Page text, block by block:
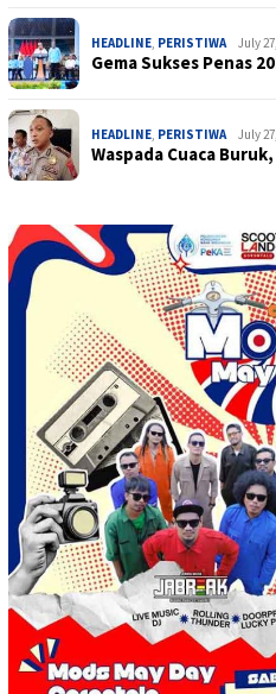
HEADLINE, PERISTIWA July
Gema Sukses Penas
HEADLINE, PERISTIWA July
Waspada Cuaca